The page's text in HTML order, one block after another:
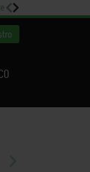
Fiora